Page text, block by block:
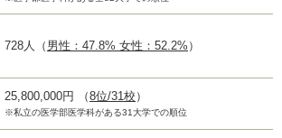
728人 （ 男性：47.8% 女性：52.2% ）
25,800,000円 （8位/31校 ）
※私立の医学部医学科がある31大学での順位